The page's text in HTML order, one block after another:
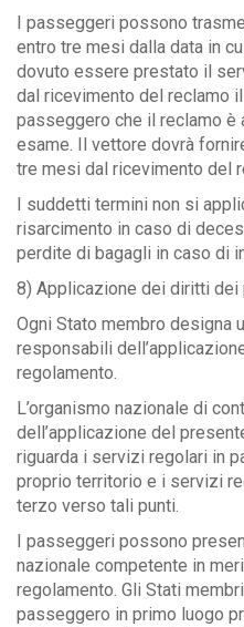
I passeggeri possono
entro tre mesi dalla data in
dovuto essere prestato il
dal ricevimento del reclamo
passeggero che il reclamo è
esame. Il vettore dovrà
tre mesi dal ricevimento del
I suddetti termini non si
risarcimento in caso di
perdite di bagagli in caso di
8) Applicazione dei diritti dei
Ogni Stato membro designa
responsabili
regolamento.
L’organismo nazionale di
dell’applicazione del
riguarda i servizi regolari in
proprio territorio e i servizi
terzo verso tali punti.
I passeggeri possono
nazionale competente in
regolamento. Gli Stati
passeggero in primo luogo